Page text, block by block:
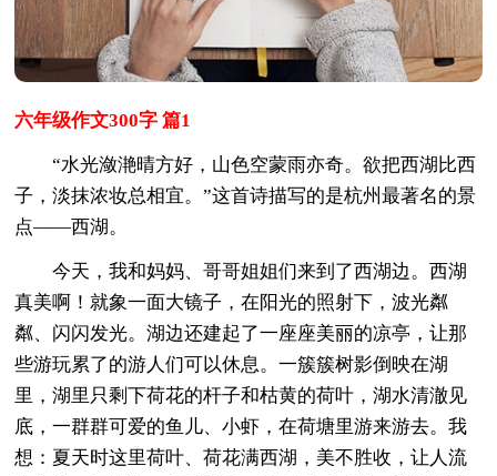
六年级作文300字 篇1
“水光潋滟晴方好，山色空蒙雨亦奇。欲把西湖比西
子，淡抹浓妆总相宜。”这首诗描写的是杭州最著名的景
点——西湖。
今天，我和妈妈、哥哥姐姐们来到了西湖边。西湖
真美啊！就象一面大镜子，在阳光的照射下，波光粼
粼、闪闪发光。湖边还建起了一座座美丽的凉亭，让那
些游玩累了的游人们可以休息。一簇簇树影倒映在湖
里，湖里只剩下荷花的杆子和枯黄的荷叶，湖水清澈见
底，一群群可爱的鱼儿、小虾，在荷塘里游来游去。我
想：夏天时这里荷叶、荷花满西湖，美不胜收，让人流